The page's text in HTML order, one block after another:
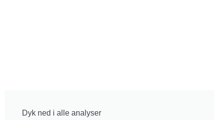
Dyk ned i alle analyser